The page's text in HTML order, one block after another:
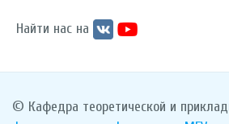
Найти нас на
© Кафедра теоретической и